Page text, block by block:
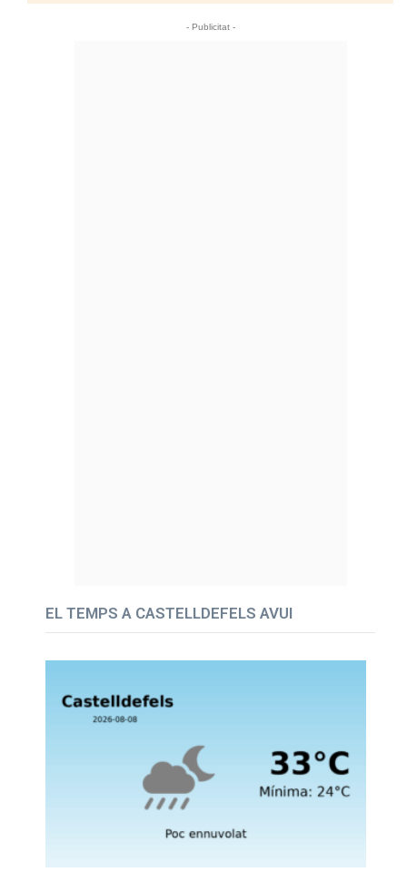
- Publicitat -
EL TEMPS A CASTELLDEFELS AVUI